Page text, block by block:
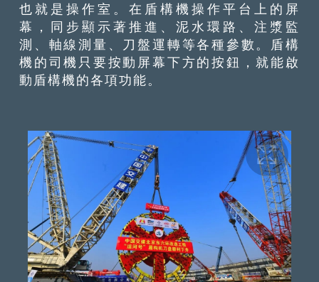
也就是操作室。在盾構機操作平台上的屏
幕，同步顯示著推進、泥水環路、注漿監
測、軸線測量、刀盤運轉等各種參數。盾構
機的司機只要按動屏幕下方的按鈕，就能啟
動盾構機的各項功能。